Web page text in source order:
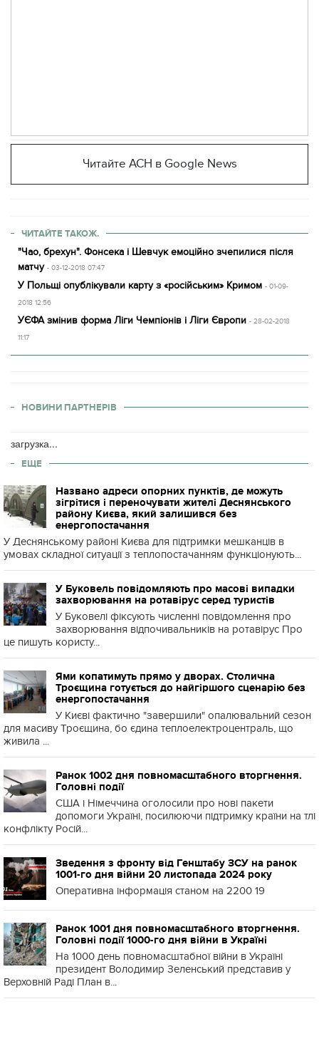
Читайте АСН в Google News
ЧИТАЙТЕ ТАКОЖ.
"Чао, брехун". Фонсека і Шевчук емоційно зчепилися після
матчу - 03-12-2018 07:47
У Польщі опублікували карту з «російським» Кримом - 01-09-
2018 12:56
УЄФА змінив форма Ліги Чемпіонів і Ліги Європи - 28-02-2018
11:17
НОВИНИ ПАРТНЕРІВ
загрузка...
ЕЩЕ
Названо адреси опорних пунктів, де можуть
зігрітися і переночувати жителі Деснянського
району Києва, який залишився без
енергопостачання
У Деснянському районі Києва для підтримки мешканців в
умовах складної ситуації з теплопостачанням функціонують...
У Буковель повідомляють про масові випадки
захворювання на ротавірус серед туристів
У Буковелі фіксують численні повідомлення про
захворювання відпочивальників на ротавірус Про
це пишуть користу...
Ями копатимуть прямо у дворах. Столична
Троєщина готується до найгіршого сценарію без
енергопостачання
У Києві фактично "завершили" опалювальний сезон
для масиву Троєщина, бо єдина теплоелектроцентраль, що
живила ...
Ранок 1002 дня повномасштабного вторгнення.
Головні події
США і Німеччина оголосили про нові пакети
допомоги Україні, посилюючи підтримку країни на тлі
конфлікту Росій...
Зведення з фронту від Генштабу ЗСУ на ранок
1001-го дня війни 20 листопада 2024 року
Оперативна інформація станом на 2200 19
Ранок 1001 дня повномасштабного вторгнення.
Головні події 1000-го дня війни в Україні
На 1000 день повномасштабної війни в Україні
президент Володимир Зеленський представив у
Верховній Раді План в...